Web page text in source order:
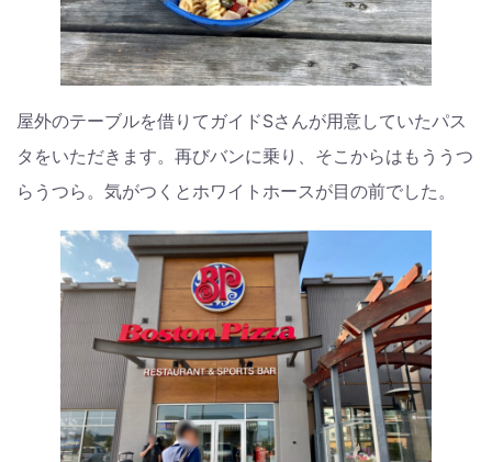
屋外のテーブルを借りてガイドSさんが用意していたパス
タをいただきます。再びバンに乗り、そこからはもううつ
らうつら。気がつくとホワイトホースが目の前でした。